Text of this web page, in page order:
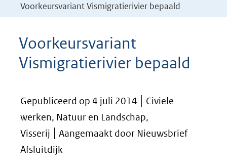
Voorkeursvariant Vismigratierivier bepaald
Voorkeursvariant
Vismigratierivier bepaald
Gepubliceerd op 4 juli 2014
Civiele
werken, Natuur en Landschap,
Visserij
Aangemaakt door Nieuwsbrief
Afsluitdijk